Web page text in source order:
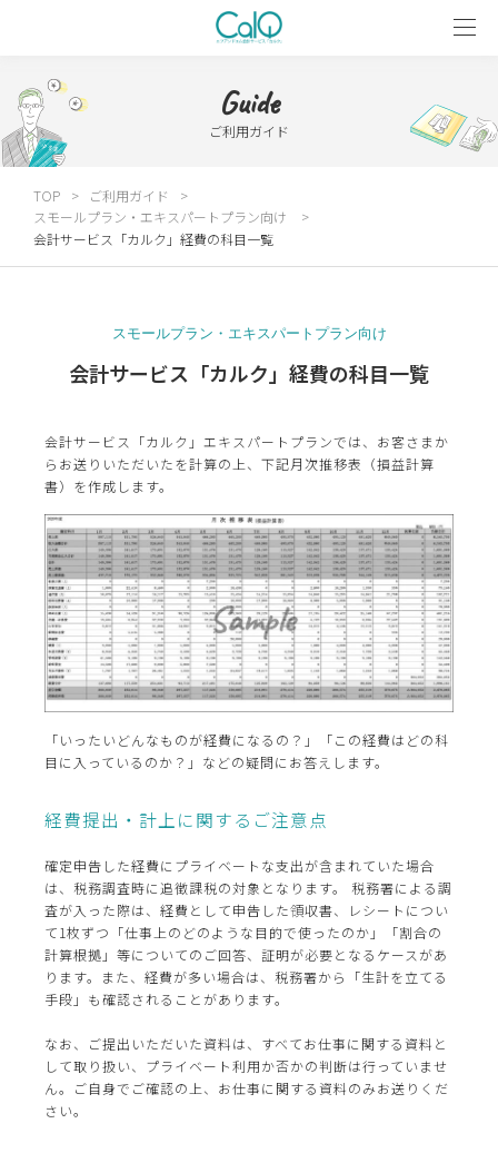
Guide
ご利用ガイド
TOP
ご利用ガイド
スモールプラン・エキスパートプラン向け
会計サービス「カルク」経費の科目一覧
スモールプラン・エキスパートプラン向け
会計サービス「カルク」経費の科目一覧
会計サービス「カルク」エキスパートプランでは、お客さまか
らお送りいただいたを計算の上、下記月次推移表（損益計算
書）を作成します。
「いったいどんなものが経費になるの？」「この経費はどの科
目に入っているのか？」などの疑問にお答えします。
経費提出・計上に関するご注意点
確定申告した経費にプライベートな支出が含まれていた場合
は、税務調査時に追徴課税の対象となります。 税務署による調
査が入った際は、経費として申告した領収書、レシートについ
て1枚ずつ「仕事上のどのような目的で使ったのか」「割合の
計算根拠」等についてのご回答、証明が必要となるケースがあ
ります。また、経費が多い場合は、税務署から「生計を立てる
手段」も確認されることがあります。
なお、ご提出いただいた資料は、すべてお仕事に関する資料と
して取り扱い、プライベート利用か否かの判断は行っていませ
ん。ご自身でご確認の上、お仕事に関する資料のみお送りくだ
さい。